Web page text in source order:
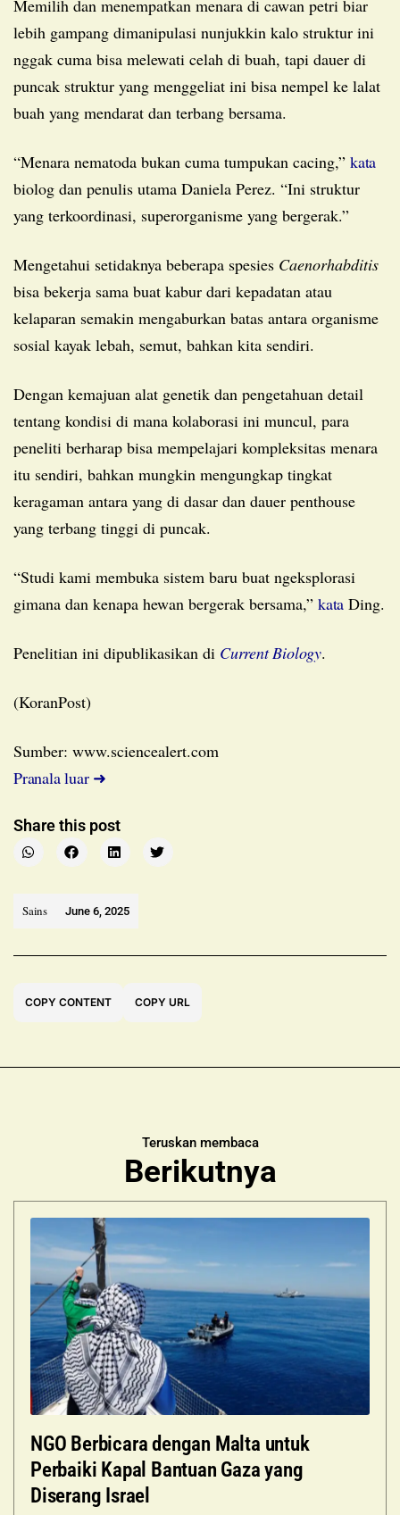
Memilih dan menempatkan menara di cawan petri biar
lebih gampang dimanipulasi nunjukkin kalo struktur ini
nggak cuma bisa melewati celah di buah, tapi dauer di
puncak struktur yang menggeliat ini bisa nempel ke lalat
buah yang mendarat dan terbang bersama.
“Menara nematoda bukan cuma tumpukan cacing,” kata
biolog dan penulis utama Daniela Perez. “Ini struktur
yang terkoordinasi, superorganisme yang bergerak.”
Mengetahui setidaknya beberapa spesies Caenorhabditis
bisa bekerja sama buat kabur dari kepadatan atau
kelaparan semakin mengaburkan batas antara organisme
sosial kayak lebah, semut, bahkan kita sendiri.
Dengan kemajuan alat genetik dan pengetahuan detail
tentang kondisi di mana kolaborasi ini muncul, para
peneliti berharap bisa mempelajari kompleksitas menara
itu sendiri, bahkan mungkin mengungkap tingkat
keragaman antara yang di dasar dan dauer penthouse
yang terbang tinggi di puncak.
“Studi kami membuka sistem baru buat ngeksplorasi
gimana dan kenapa hewan bergerak bersama,” kata Ding.
Penelitian ini dipublikasikan di Current Biology.
(KoranPost)
Sumber: www.sciencealert.com
Pranala luar ➜
Share this post
Sains June 6, 2025
COPY CONTENT COPY URL
Teruskan membaca
Berikutnya
NGO Berbicara dengan Malta untuk
Perbaiki Kapal Bantuan Gaza yang
Diserang Israel